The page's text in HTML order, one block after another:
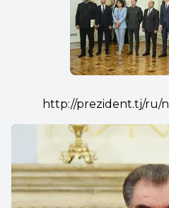
http://prezident.tj/ru/